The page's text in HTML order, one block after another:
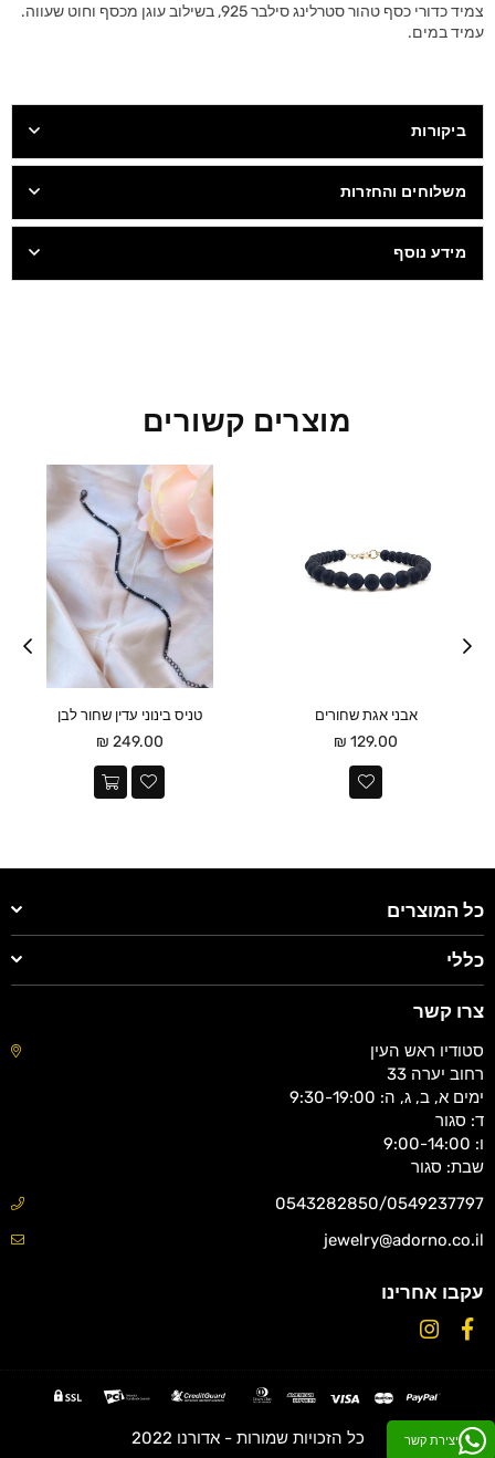
צמיד כדורי כסף טהור סטרלינג סילבר 925, בשילוב עוגן מכסף וחוט שעווה.
עמיד במים.
ביקורות
משלוחים והחזרות
מידע נוסף
מוצרים קשורים
אבני אגת שחורים
מחיר
129.00 ₪
טניס בינוני עדין שחור לבן
מחיר
249.00 ₪
כל המוצרים
כללי
צרו קשר
סטודיו ראש העין
רחוב יערה 33
ימים א, ב, ג, ה: 9:30-19:00
ד: סגור
ו: 9:00-14:00
שבת: סגור
0543282850/0549237797
jewelry@adorno.co.il
עקבו אחרינו
Facebook
Instagram
כל הזכויות שמורות - אדורנו 2022 יצירת קשר